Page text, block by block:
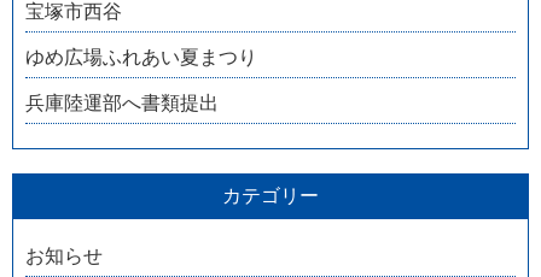
宝塚市西谷
ゆめ広場ふれあい夏まつり
兵庫陸運部へ書類提出
カテゴリー
お知らせ